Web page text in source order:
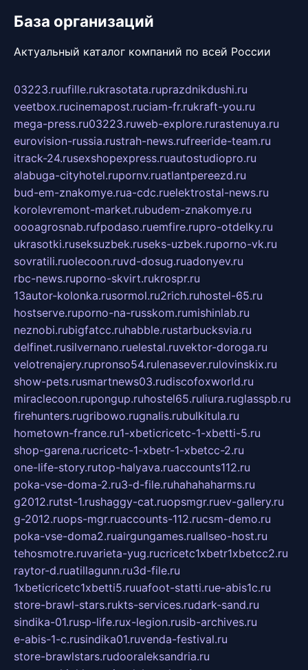
База организаций
Актуальный каталог компаний по всей России
03223.ruufille.rukrasotata.ruprazdnikdushi.ru
veetbox.rucinemapost.ruciam-fr.rukraft-you.ru
mega-press.ru03223.ruweb-explore.rurastenuya.ru
eurovision-russia.rustrah-news.rufreeride-team.ru
itrack-24.rusexshopexpress.ruautostudiopro.ru
alabuga-cityhotel.rupornv.ruatlantpereezd.ru
bud-em-znakomye.rua-cdc.ruelektrostal-news.ru
korolevremont-market.rubudem-znakomye.ru
oooagrosnab.rufpodaso.ruemfire.rupro-otdelky.ru
ukrasotki.ruseksuzbek.ruseks-uzbek.ruporno-vk.ru
sovratili.ruolecoon.ruvd-dosug.ruadonyev.ru
rbc-news.ruporno-skvirt.rukrospr.ru
13autor-kolonka.rusormol.ru2rich.ruhostel-65.ru
hostserve.ruporno-na-russkom.rumishinlab.ru
neznobi.rubigfatcc.ruhabble.rustarbucksvia.ru
delfinet.rusilvernano.ruelestal.ruvektor-doroga.ru
velotrenajery.rupronso54.rulenasever.rulovinskix.ru
show-pets.rusmartnews03.rudiscofoxworld.ru
miraclecoon.rupongup.ruhostel65.ruliura.ruglasspb.ru
firehunters.rugribowo.rugnalis.rubulkitula.ru
hometown-france.ru1-xbeticricetc-1-xbetti-5.ru
shop-garena.rucricetc-1-xbetr-1-xbetcc-2.ru
one-life-story.rutop-halyava.ruaccounts112.ru
poka-vse-doma-2.ru3-d-file.ruhahahaharms.ru
g2012.rutst-1.rushaggy-cat.ruopsmgr.ruev-gallery.ru
g-2012.ruops-mgr.ruaccounts-112.rucsm-demo.ru
poka-vse-doma2.ruairgungames.ruallseo-host.ru
tehosmotre.ruvarieta-yug.rucricetc1xbetr1xbetcc2.ru
raytor-d.ruatillagunn.ru3d-file.ru
1xbeticricetc1xbetti5.ruuafoot-statti.rue-abis1c.ru
store-brawl-stars.rukts-services.rudark-sand.ru
sindika-01.rusp-life.rux-legion.rusib-archives.ru
e-abis-1-c.rusindika01.ruvenda-festival.ru
store-brawlstars.rudooraleksandria.ru